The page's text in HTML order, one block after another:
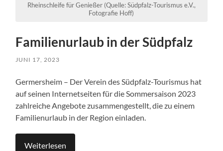
Rheinschleife für Genießer (Quelle: Südpfalz-Tourismus e.V.,
Fotografie Hoff)
Familienurlaub in der Südpfalz
JUNI 17, 2023
Germersheim – Der Verein des Südpfalz-Tourismus hat
auf seinen Internetseiten für die Sommersaison 2023
zahlreiche Angebote zusammengestellt, die zu einem
Familienurlaub in der Region einladen.
Weiterlesen